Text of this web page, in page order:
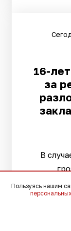
16-
за
В
Пользуясь нашим